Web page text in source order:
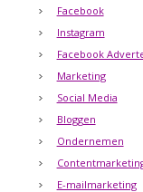
Facebook
Instagram
Facebook
Marketing
Social Media
Bloggen
Ondernemen
E-mailmarketing